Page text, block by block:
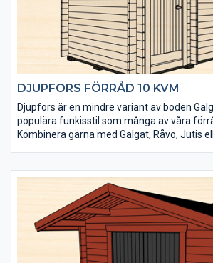
DJUPFORS FÖRRÅD 10 KVM
Djupfors är en mindre variant av boden
populära funkisstil som många av våra
Kombinera gärna med Galgat, Råvo, Jutis
• Kraftigt golv som klarar tung belastning
• Isolerpaket kan köpas till
• Taket utgörs av en slätspontspanel som
• Takpanelen är möbeltorr för god
• Virket är av tålig senvuxen norrländsk fura
• Levereras med enkel- och dubbeldörr
• Fönster kan köpas till för enkel